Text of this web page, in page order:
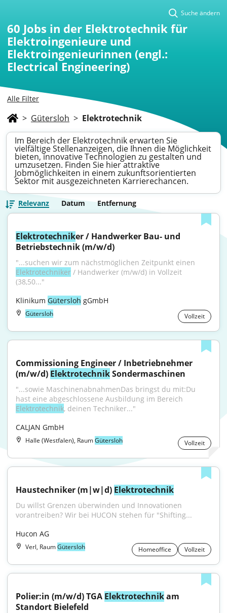
Alle Filter
Suche ändern
60 Jobs in der Elektrotechnik für
Elektroingenieure und
Elektroingenieurinnen (engl.:
Electrical Engineering)
> Gütersloh > Elektrotechnik
Im Bereich der Elektrotechnik erwarten Sie
vielfältige Stellenanzeigen, die Ihnen die Möglichkeit
bieten, innovative Technologien zu gestalten und
umzusetzen. Finden Sie hier attraktive
Jobmöglichkeiten in einem zukunftsorientierten
Sektor mit ausgezeichneten Karrierechancen.
Relevanz Datum Entfernung
Elektrotechniker / Handwerker Bau- und
Betriebstechnik (m/w/d)
Elektrotechniker / Handwerker (m/w/d) in Vollzeit
(38,50..."
Klinikum Gütersloh gGmbH
Gütersloh Vollzeit
Commissioning Engineer / Inbetriebnehmer
(m/w/d) Elektrotechnik Sondermaschinen
"...sowie MaschinenabnahmenDas bringst du mit:Du
Elektrotechnik, deinen Techniker..."
CALJAN GmbH
Halle (Westfalen), RaumGütersloh Vollzeit
Haustechniker (m|w|d) Elektrotechnik
Du willst Grenzen überwinden und Innovationen
vorantreiben? Wir bei HUCON stehen für "Shifting...
Hucon AG
Verl, RaumGütersloh Homeoffice Vollzeit
Polier:in (m/w/d) TGA Elektrotechnik am
Standort Bielefeld